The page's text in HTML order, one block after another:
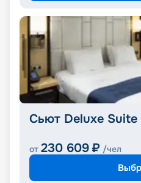
Сьют Deluxe Suite
от 230 609 ₽ /чел